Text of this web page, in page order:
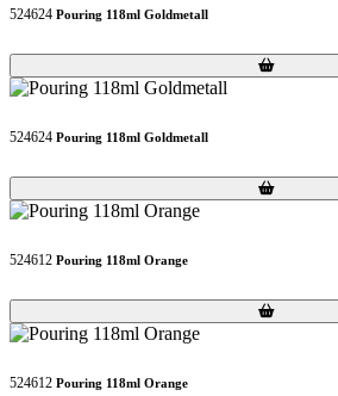
524624 Pouring 118ml Goldmetall
Loading...
Loading...
524624 Pouring 118ml Goldmetall
Loading...
Loading...
524612 Pouring 118ml Orange
Loading...
Loading...
524612 Pouring 118ml Orange